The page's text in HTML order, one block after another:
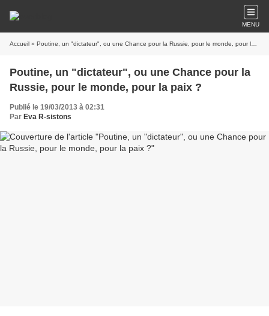
MENU
Accueil » Poutine, un "dictateur", ou une Chance pour la Russie, pour le monde, pour la paix ?
Poutine, un "dictateur", ou une Chance pour la
Russie, pour le monde, pour la paix ?
Publié le 19/03/2013 à 02:31
Par Eva R-sistons